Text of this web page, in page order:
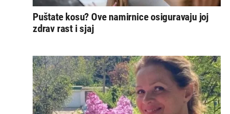
Puštate kosu? Ove namirnice osiguravaju joj
zdrav rast i sjaj